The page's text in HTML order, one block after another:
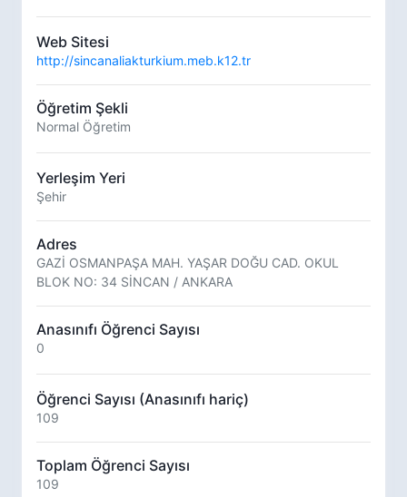
Web Sitesi
http://sincanaliakturkium.meb.k12.tr
Öğretim Şekli
Normal Öğretim
Yerleşim Yeri
Şehir
Adres
GAZİ OSMANPAŞA MAH. YAŞAR DOĞU CAD. OKUL
BLOK NO: 34 SİNCAN / ANKARA
Anasınıfı Öğrenci Sayısı
0
Öğrenci Sayısı (Anasınıfı hariç)
109
Toplam Öğrenci Sayısı
109